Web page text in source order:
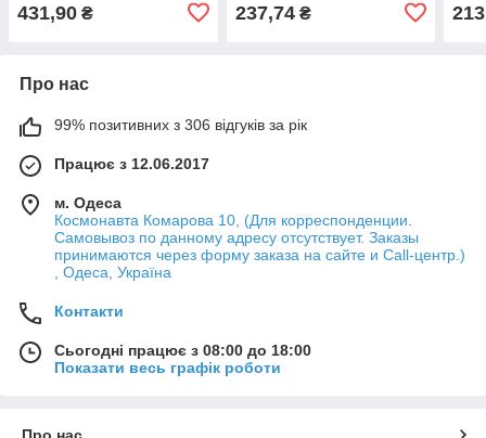
431,90 ₴ 237,74₴
Про нас
99% позитивних з 306 відгуків за рік
Працює з 12.06.2017
м. Одеса
Космонавта Комарова 10, (Для корреспонденции.
Самовывоз по данному адресу отсутствует. Заказы
принимаются через форму заказа на сайте и Call-центр.)
, Одеса, Україна
Контакти
Сьогодні працює з 08:00 до 18:00
Показати весь графік роботи